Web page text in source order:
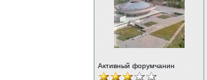
Активный форумчанин